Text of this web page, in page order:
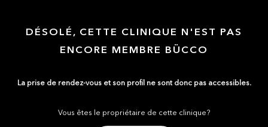
DÉSOLÉ, CETTE CLINIQUE N'EST PAS
ENCORE MEMBRE BÜCCO
La prise de rendez-vous et son profil ne sont donc pas accessibles.
Vous êtes le propriétaire de cette clinique?